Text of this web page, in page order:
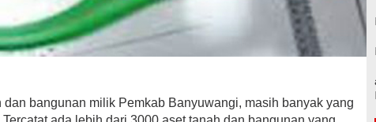
dan bangunan milik Pemkab Banyuwangi, masih banyak yang